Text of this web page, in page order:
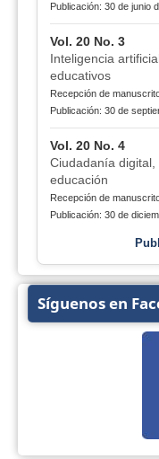
Publicación: 30 de junio
Vol. 20 No. 3
Inteligencia
educativos
Recepción de
Publicación: 30 de
Vol. 20 No. 4
Ciudadanía
educación
Recepción de
Publicación: 30 de
Síguenos en